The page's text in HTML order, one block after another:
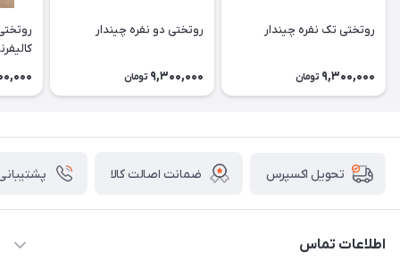
روتختی تک نفره چیندار
9,300,000 تومان
روتختی دو نفره چیندار
9,300,000 تومان
تحویل اکسپرس ضمانت اصالت کالا پشتیبانی ۲۴
اطلاعات تماس